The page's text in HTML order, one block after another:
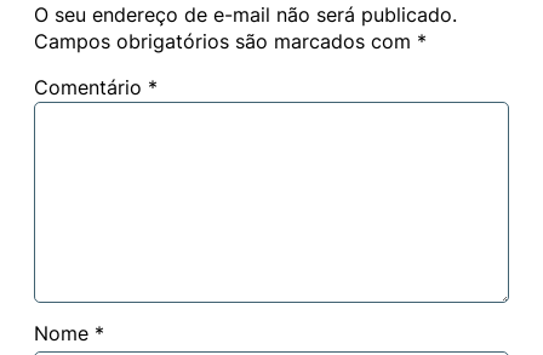
O seu endereço de e-mail não será publicado.
Campos obrigatórios são marcados com *
Comentário *
Nome *